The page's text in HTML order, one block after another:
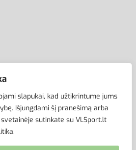
slapukai, kad užtikrintume jums
Išjungdami šį pranešimą arba
sutinkate su VLSport.lt